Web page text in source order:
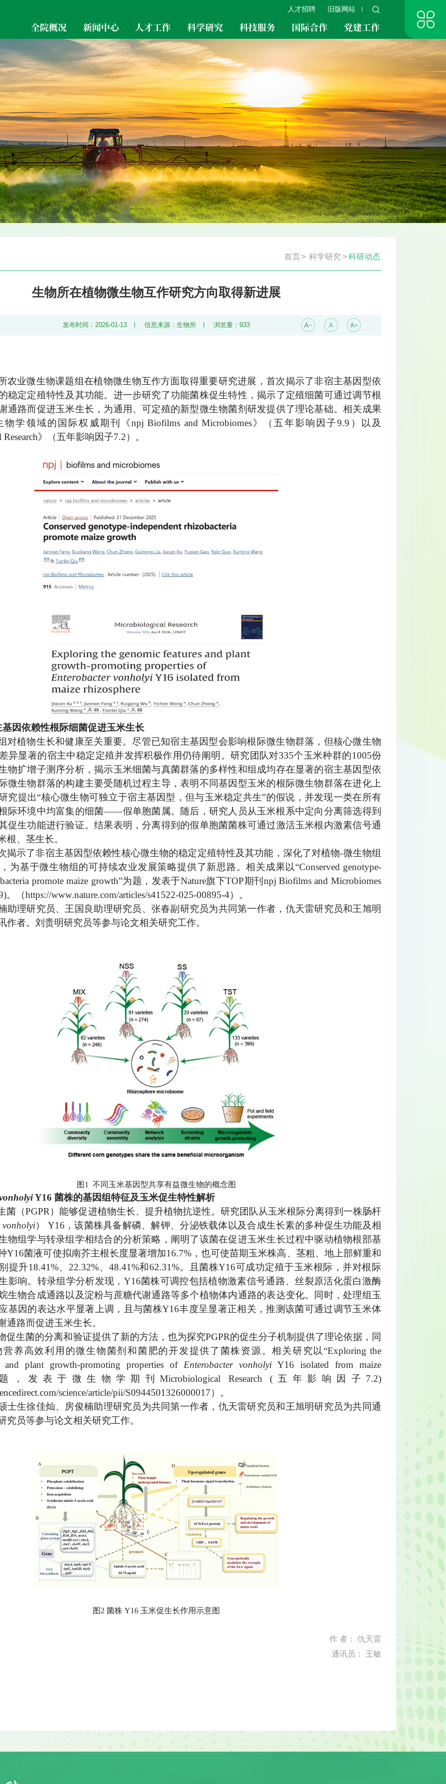
人才招聘 旧版网站
全院概况 新闻中心 人才工作 科学研究 科技服务 国际合作 党建工作
首页> 科学研究 >科研动态
生物所在植物微生物互作研究方向取得新进展
发布时间：2026-01-13 信息来源：生物所 浏览量： 933
农业微生物课题组在植物微生物互作方面取得重要研究进展，首次揭示了非宿主基因型依
稳定定殖特性及其功能。进一步研究了功能菌株促生特性，揭示了定殖细菌可通过调节根
通路而促进玉米生长，为通用、可定殖的新型微生物菌剂研发提供了理论基础。相关成果
学领域的国际权威期刊《npj Biofilms and Microbiomes》（五年影响因子9.9）以及
》（五年影响因子7.2）。
因依赖性根际细菌促进玉米生长
对植物生长和健康至关重要。尽管已知宿主基因型会影响根际微生物群落，但核心微生物
异显著的宿主中稳定定殖并发挥积极作用仍待阐明。研究团队对335个玉米种群的1005份
物扩增子测序分析，揭示玉米细菌与真菌群落的多样性和组成均存在显著的宿主基因型依
微生物群落的构建主要受随机过程主导，表明不同基因型玉米的根际微生物群落在进化上
究提出“核心微生物可独立于宿主基因型，但与玉米稳定共生”的假说，并发现一类在所有
际环境中均富集的细菌——假单胞菌属。随后，研究人员从玉米根系中定向分离筛选得到
促生功能进行验证。结果表明，分离得到的假单胞菌菌株可通过激活玉米根内激素信号通
根、茎生长。
揭示了非宿主基因型依赖性核心微生物的稳定定殖特性及其功能，深化了对植物-微生物组
为基于微生物组的可持续农业发展策略提供了新思路。相关成果以“Conserved genotype-
promote maize growth”为题，发表于Nature旗下TOP期刊npj Biofilms and Microbiomes
（https://www.nature.com/articles/s41522-025-00895-4）。
助理研究员、王国良助理研究员、张春副研究员为共同第一作者，仇天雷研究员和王旭明
作者。刘贵明研究员等参与论文相关研究工作。
图1 不同玉米基因型共享有益微生物的概念图
Y16 菌株的基因组特征及玉米促生特性解析
菌（PGPR）能够促进植物生长、提升植物抗逆性。研究团队从玉米根际分离得到一株肠杆
vonholyi）
Y16，该菌株具备解磷、解钾、分泌铁载体以及合成生长素的多种促生功能及相
物组学与转录组学相结合的分析策略，阐明了该菌在促进玉米生长过程中驱动植物根部基
Y16菌液可使拟南芥主根长度显著增加16.7%，也可使苗期玉米株高、茎粗、地上部鲜重和
提升18.41%、22.32%、48.41%和62.31%。且菌株Y16可成功定殖于玉米根际，并对根际
影响。转录组学分析发现，Y16菌株可调控包括植物激素信号通路、丝裂原活化蛋白激酶
生物合成通路以及淀粉与蔗糖代谢通路等多个植物体内通路的表达变化。同时，处理组玉
基因的表达水平显著上调，且与菌株Y16丰度呈显著正相关，推测该菌可通过调节玉米体
通路而促进玉米生长。
促生菌的分离和验证提供了新的方法，也为探究PGPR的促生分子机制提供了理论依据，同
养高效利用的微生物菌剂和菌肥的开发提供了菌株资源。相关研究以“Exploring the
and plant growth-promoting properties of Enterobacter vonholyiY16 isolated from maize
题，发表于微生物学期刊Microbiological Research (五年影响因子7.2)
science/article/pii/S0944501326000017）。
士生徐佳灿、房俊楠助理研究员为共同第一作者，仇天雷研究员和王旭明研究员为共同通
究员等参与论文相关研究工作。
图2 菌株 Y16 玉米促生长作用示意图
作 者： 仇天雷
通讯员： 王敏